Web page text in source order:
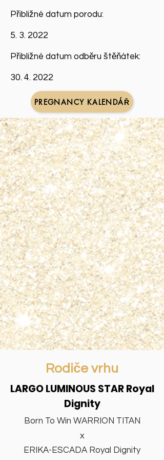
Přibližné datum porodu:
5. 3. 2022
Přibližné datum odběru štěňátek:
30. 4. 2022
PREGNANCY KALENDÁŘ
Rodiče vrhu
LARGO LUMINOUS STAR Royal
Dignity
Born To Win WARRION TITAN
x
ERIKA-ESCADA Royal Dignity